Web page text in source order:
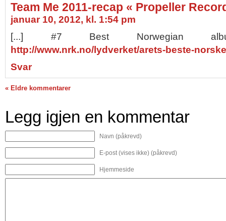
Team Me 2011-recap « Propeller
januar 10, 2012, kl. 1:54 pm
[...] #7 Best Norwegian
http://www.nrk.no/lydverket/arets-beste-
Svar
« Eldre kommentarer
Legg igjen en kommentar
Navn (påkrevd)
E-post (vises ikke) (påkrevd)
Hjemmeside